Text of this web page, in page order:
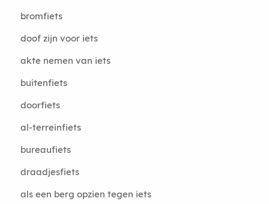
bromfiets
doof zijn voor iets
akte nemen van iets
buitenfiets
doorfiets
al-terreinfiets
bureaufiets
draadjesfiets
als een berg opzien tegen iets